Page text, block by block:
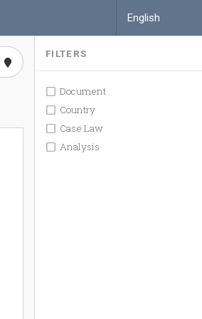
English
FILTERS
Document
Country
Case Law
Analysis